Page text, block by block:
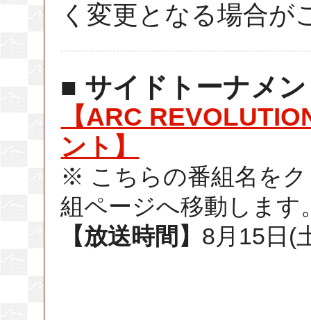
く変更となる場合が
■ サイドトーナメ
【ARC
ント】
※ こちらの番組名を
組ページへ移動します
【放送時間】 8月15日(